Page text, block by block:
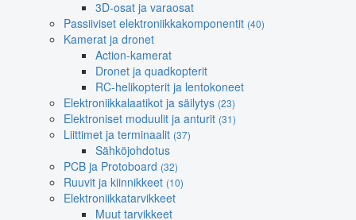
3D-osat ja varaosat
Passiiviset elektroniikkakomponentit (40)
Kamerat ja dronet
Action-kamerat
Dronet ja quadkopterit
RC-helikopterit ja lentokoneet
Elektroniikkalaatikot ja säilytys (23)
Elektroniset moduulit ja anturit (31)
Liittimet ja terminaalit (37)
Sähköjohdotus
PCB ja Protoboard (32)
Ruuvit ja kiinnikkeet (10)
Elektroniikkatarvikkeet
Muut tarvikkeet